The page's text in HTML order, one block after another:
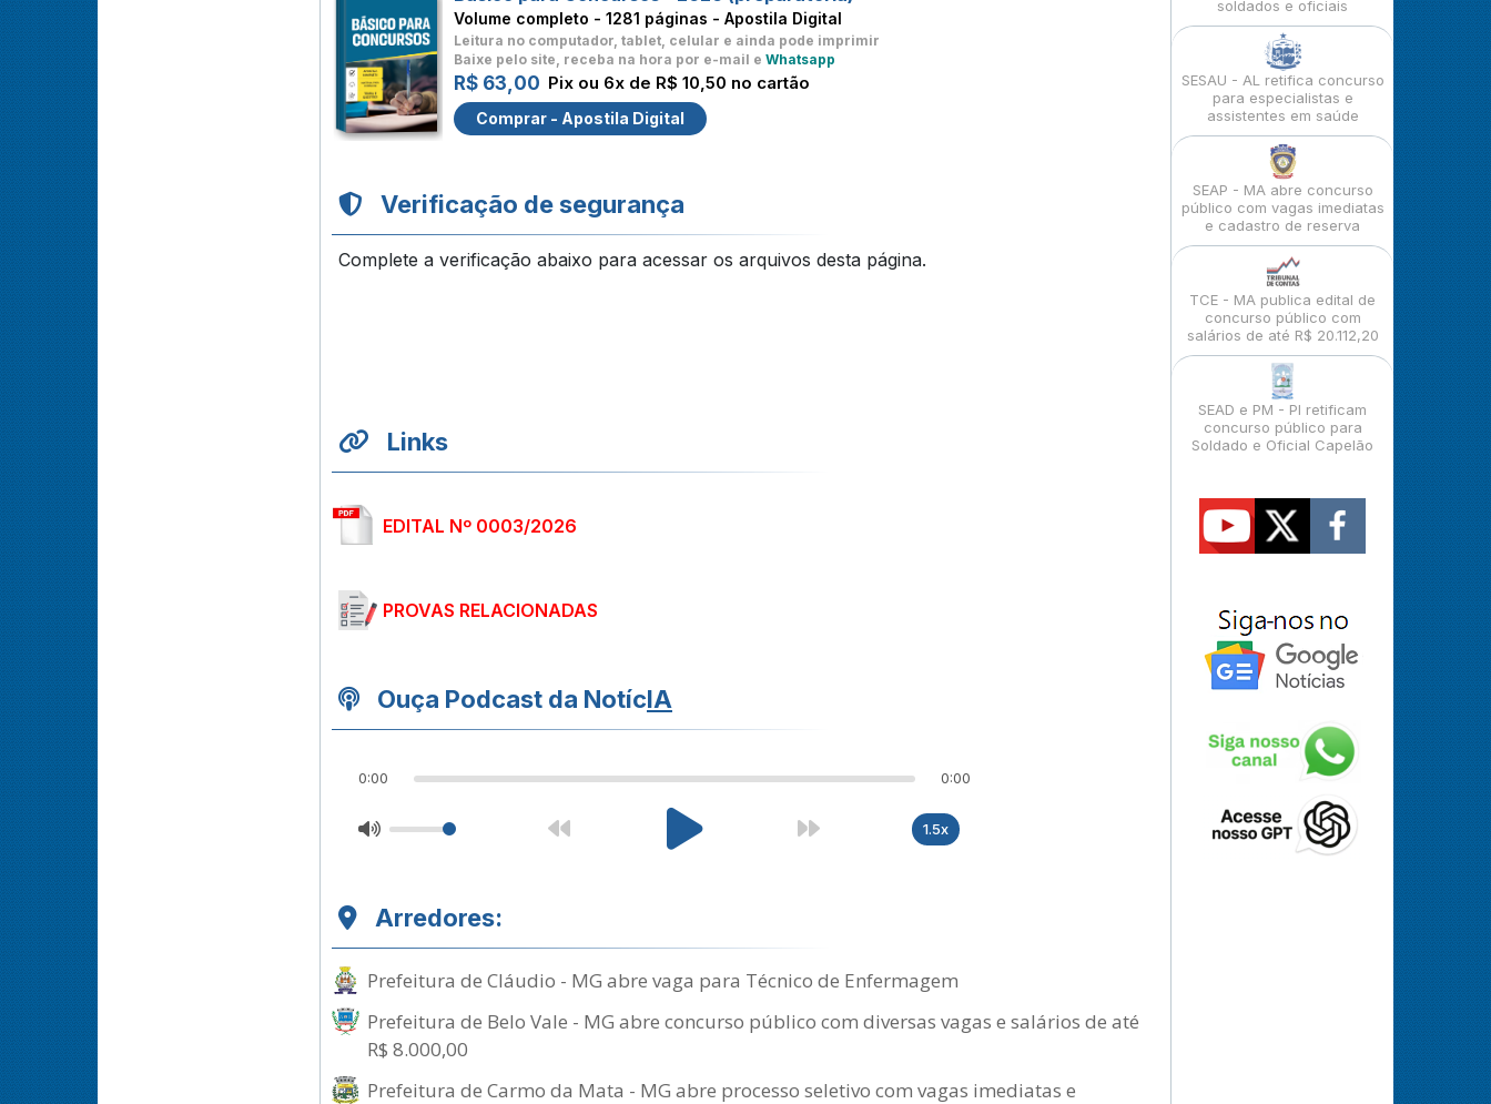
Volume completo - 1281 páginas - Apostila Digital
Leitura no computador, tablet, celular e ainda pode imprimir
Baixe pelo site, receba na hora por e-mail e Whatsapp
R$ 63,00 Pix ou 6x de R$ 10,50 no cartão
Comprar - Apostila Digital
Verificação de segurança
Complete a verificação abaixo para acessar os arquivos desta página.
Links
EDITAL Nº 0003/2026
PROVAS RELACIONADAS
Ouça Podcast da NotícIA
0:00 0:00
1.5x
Arredores:
Prefeitura de Cláudio - MG abre vaga para Técnico de Enfermagem
Prefeitura de Belo Vale - MG abre concurso público com diversas vagas e salários de até
R$ 8.000,00
Prefeitura de Carmo da Mata - MG abre processo seletivo com vagas imediatas e
soldados e oficiais
SESAU - AL retifica concurso
para especialistas e
assistentes em saúde
SEAP - MA abre concurso
público com vagas imediatas
e cadastro de reserva
TCE - MA publica edital de
concurso público com
salários de até R$ 20.112,20
SEAD e PM - PI retificam
concurso público para
Soldado e Oficial Capelão